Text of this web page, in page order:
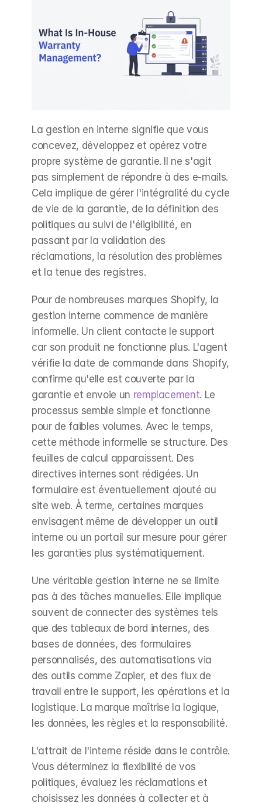
La gestion en interne signifie que vous
concevez, développez et opérez votre
propre système de garantie. Il ne s'agit
pas simplement de répondre à des e-mails.
Cela implique de gérer l'intégralité du cycle
de vie de la garantie, de la définition des
politiques au suivi de l'éligibilité, en
passant par la validation des
réclamations, la résolution des problèmes
et la tenue des registres.
Pour de nombreuses marques Shopify, la
gestion interne commence de manière
informelle. Un client contacte le support
car son produit ne fonctionne plus. L'agent
vérifie la date de commande dans Shopify,
confirme qu'elle est couverte par la
garantie et envoie un remplacement. Le
processus semble simple et fonctionne
pour de faibles volumes. Avec le temps,
cette méthode informelle se structure. Des
feuilles de calcul apparaissent. Des
directives internes sont rédigées. Un
formulaire est éventuellement ajouté au
site web. À terme, certaines marques
envisagent même de développer un outil
interne ou un portail sur mesure pour gérer
les garanties plus systématiquement.
Une véritable gestion interne ne se limite
pas à des tâches manuelles. Elle implique
souvent de connecter des systèmes tels
que des tableaux de bord internes, des
bases de données, des formulaires
personnalisés, des automatisations via
des outils comme Zapier, et des flux de
travail entre le support, les opérations et la
logistique. La marque maîtrise la logique,
les données, les règles et la responsabilité.
L'attrait de l'interne réside dans le contrôle.
Vous déterminez la flexibilité de vos
politiques, évaluez les réclamations et
choisissez les données à collecter et à